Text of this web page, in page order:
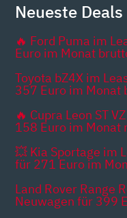
Neueste Deals
🔥 Ford Puma im
Euro im Monat
Toyota bZ4X im
357 Euro im Monat
🔥 Cupra Leon ST
158 Euro im Monat
💥 Kia Sportage im
für 271 Euro im
Land Rover Range
Neuwagen für 399